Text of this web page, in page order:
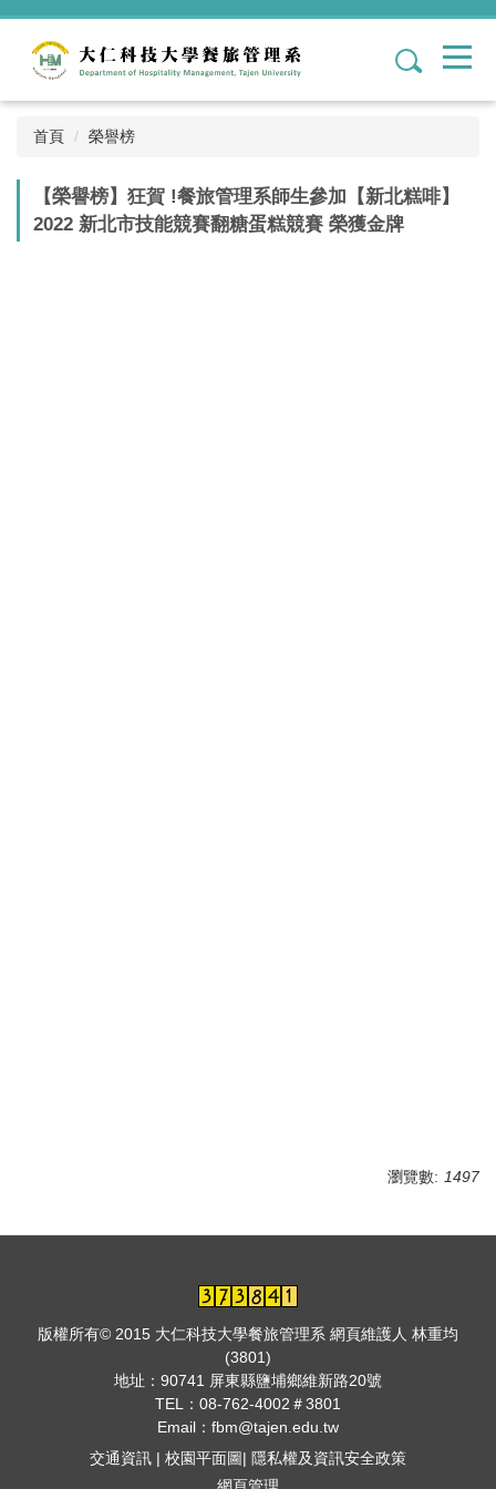
跳
內
1
首頁 榮譽榜
【榮譽榜】狂賀 !餐旅管理系師生參加【新北糕啡】
2022 新北市技能競賽翻糖蛋糕競賽 榮獲金牌
瀏覽數: 1497
版權所有© 2015 大仁科技大學餐旅管理系 網頁維護人 林重均
(3801)
地址： 90741 屏東縣鹽埔鄉維新路20號
TEL： 08-762-4002＃3801
Email：fbm@tajen.edu.tw
交通資訊 | 校園平面圖| 隱私權及資訊安全政策